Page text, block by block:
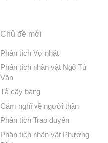
Chủ đề mới
Phân tích Vợ nhặt
Phân tích nhân vật Ngô Tử
Văn
Tả cây bàng
Cảm nghĩ về người thân
Phân tích Trao duyên
Phân tích nhân vật Phương